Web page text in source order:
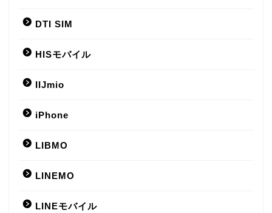
DTI SIM
HISモバイル
IIJmio
iPhone
LIBMO
LINEMO
LINEモバイル